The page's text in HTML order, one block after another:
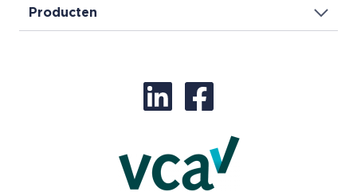
Producten